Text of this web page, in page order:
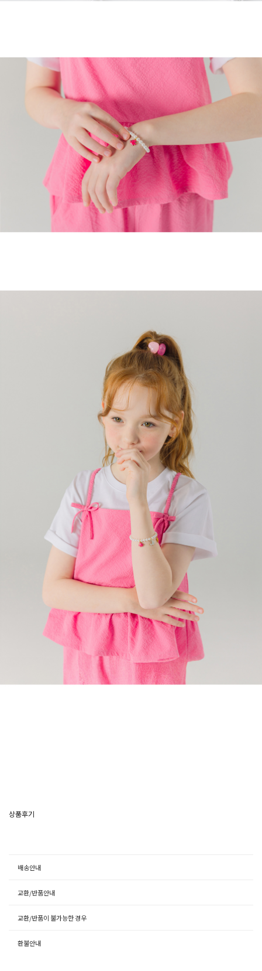
상품후기
배송안내
교환/반품안내
교환/반품이 불가능한 경우
환불안내